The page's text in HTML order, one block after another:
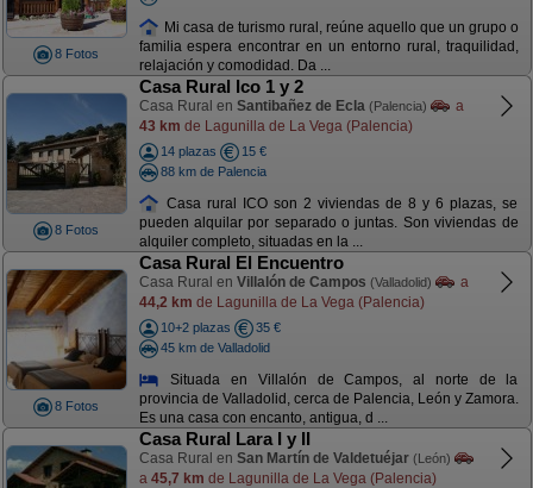
8 Fotos
Mi casa de turismo rural, reúne aquello que un grupo o
familia espera encontrar en un entorno rural, traquilidad,
relajación y comodidad. Da ...
8 Fotos
Casa Rural Ico 1 y 2
Casa Rural en Santibañez de Ecla (Palencia)
a
43 km de Lagunilla de La Vega (Palencia)
14 plazas
15 €
88 km de Palencia
Casa rural ICO son 2 viviendas de 8 y 6 plazas, se
pueden alquilar por separado o juntas. Son viviendas de
alquiler completo, situadas en la ...
8 Fotos
Casa Rural El Encuentro
Casa Rural en Villalón de Campos (Valladolid)
a
44,2 km de Lagunilla de La Vega (Palencia)
10+2 plazas
35 €
45 km de Valladolid
Situada en Villalón de Campos, al norte de la
provincia de Valladolid, cerca de Palencia, León y Zamora.
Es una casa con encanto, antigua, d ...
Casa Rural Lara I y II
Casa Rural en San Martín de Valdetuéjar (León)
a 45,7 km de Lagunilla de La Vega (Palencia)